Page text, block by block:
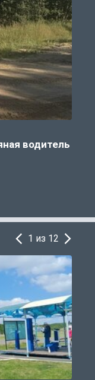
водитель
1 из 12